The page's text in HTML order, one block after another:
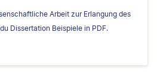
Arbeit zur Erlangung des
Dissertation Beispiele in PDF.